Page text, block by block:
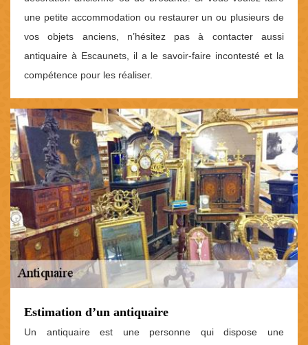
une petite accommodation ou restaurer un ou plusieurs de
vos objets anciens, n’hésitez pas à contacter aussi
antiquaire à Escaunets, il a le savoir-faire incontesté et la
compétence pour les réaliser.
Estimation d’un antiquaire
Un antiquaire est une personne qui dispose une